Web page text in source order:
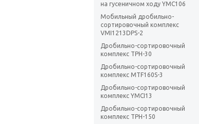
на гусеничном ходу YMC106
Мобильный дробильно-
сортировочный комплекс
VMI1213DPS-2
Дробильно-сортировочный
комплекс ТРН-30
Дробильно-сортировочный
комплекс MTF160S-3
Дробильно-сортировочный
комплекс YMCI13
Дробильно-сортировочный
комплекс TPH-150